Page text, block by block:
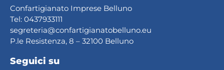
Confartigianato Imprese Belluno
Tel: 0437933111
segreteria@confartigianatobelluno.eu
P.le Resistenza, 8 – 32100 Belluno
Seguici su